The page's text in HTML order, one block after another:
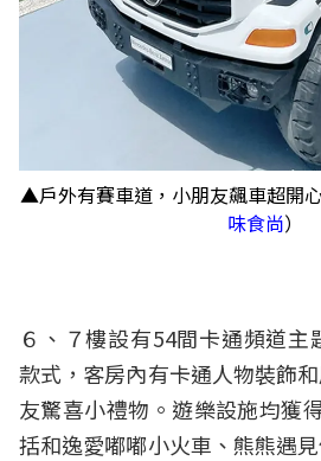
▲戶外有賽車道，小朋友飆車超開
味食尚）
６、７樓設有54間卡通頻道主
款式，客房內有卡通人物裝飾
友驚喜小禮物。遊樂設施均獲
括和逸愛嘟嘟小火車、熊熊遇